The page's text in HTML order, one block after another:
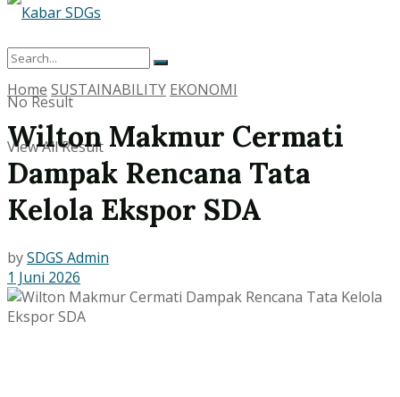
No Result
View All Result
Home SUSTAINABILITY EKONOMI
Wilton Makmur Cermati
Dampak Rencana Tata
Kelola Ekspor SDA
bySDGS Admin
1 Juni 2026